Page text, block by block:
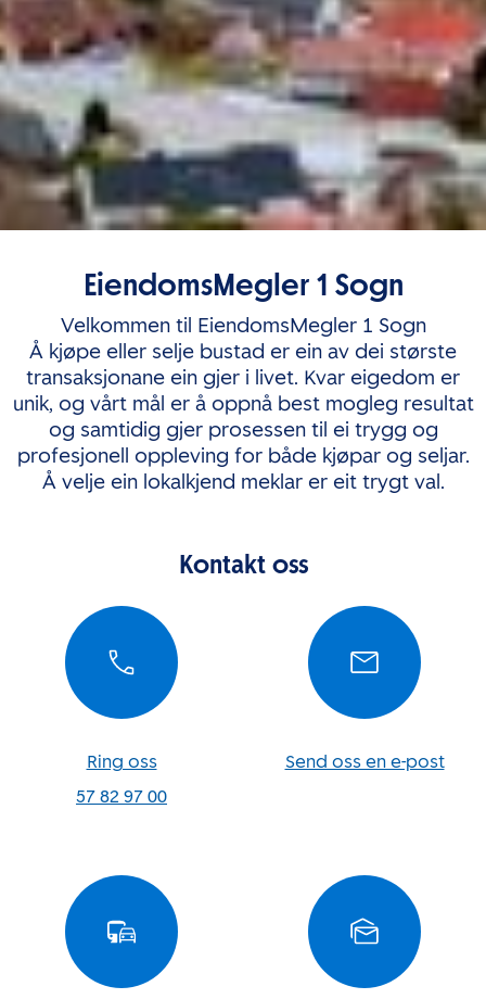
EiendomsMegler 1 Sogn
Velkommen til EiendomsMegler 1 Sogn
Å kjøpe eller selje bustad er ein av dei største
transaksjonane ein gjer i livet. Kvar eigedom er
unik, og vårt mål er å oppnå best mogleg resultat
og samtidig gjer prosessen til ei trygg og
profesjonell oppleving for både kjøpar og seljar.
Å velje ein lokalkjend meklar er eit trygt val.
Kontakt oss
Ring oss
57 82 97 00
Send oss en e-post